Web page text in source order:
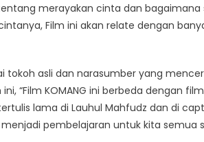
merayakan cinta dan
Film ini akan relate dengan
tokoh asli dan narasumber yang
“Film KOMANG ini berbeda dengan
lama di Lauhul Mahfudz dan di
pembelajaran untuk kita semua